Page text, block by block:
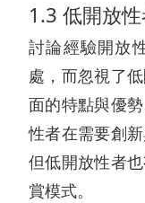
1.3 低開放
討論經驗開放
處，而忽視了
面的特點與優
性者在需要創
但低開放性者
賞模式。